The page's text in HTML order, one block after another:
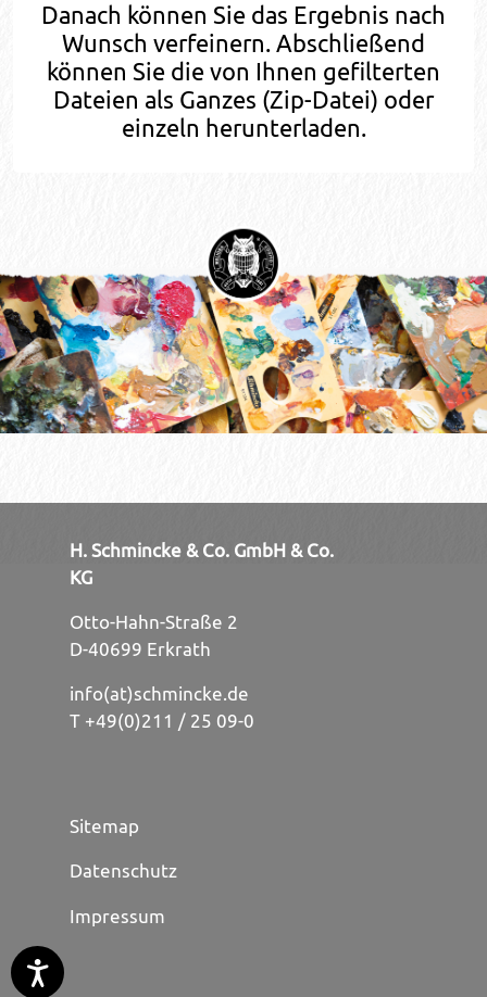
Danach können Sie das Ergebnis nach
Wunsch verfeinern. Abschließend
können Sie die von Ihnen gefilterten
Dateien als Ganzes (Zip-Datei) oder
einzeln herunterladen.
H. Schmincke & Co. GmbH & Co.
KG
Otto-Hahn-Straße 2
D-40699 Erkrath
info(at)schmincke.de
T +49(0)211 / 25 09-0
Sitemap
Datenschutz
Impressum